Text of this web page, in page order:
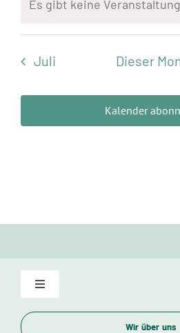
Hinweis
Es gibt keine
Juli Dieser
Kalender
Toggle
Unser Bildungsangebot
Wir über uns